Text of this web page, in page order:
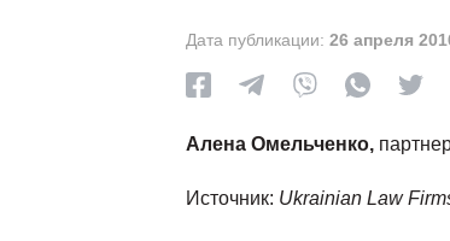
Дата публикации: 26 апреля
Алена Омельченко,
Источник: Ukrainian Law